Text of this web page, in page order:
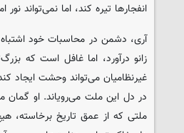
انفجارها تیره کند، اما نمی‌تواند
آری، دشمن در محاسبات خود
زانو درآورد، اما غافل است که
غیرنظامیان می‌تواند وحشت ایجاد
در دل این ملت می‌رویاند. او گمان
ملتی که از عمق تاریخ برخاسته،